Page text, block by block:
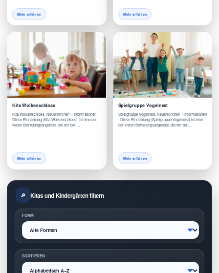
Mehr erfahren Mehr erfahren
Kita Wolkenschloss
Kita Wolkenschloss, Neuenkirchen - Informationen
Diese Einrichtung (Kita Wolkenschloss) ist eine der
vielen Betreuungsangebote, die wir bei …
Mehr erfahren
Spielgruppe Vogelnest
Spielgruppe Vogelnest, Neuenkirchen - Informationen
Diese Einrichtung (Spielgruppe Vogelnest) ist eine
der vielen Betreuungsangebote, die wir bei …
Mehr erfahren
Kitas und Kindergärten filtern
FORM
SORTIEREN